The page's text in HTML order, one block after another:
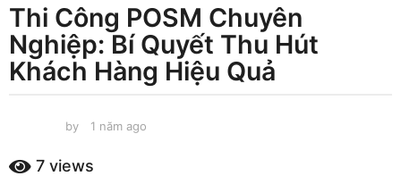
n
ă
m
a
n
Thi Công POSM Chuyên
Nghiệp: Bí Quyết Thu Hút
Khách Hàng Hiệu Quả
by 1 năm ago
7 views